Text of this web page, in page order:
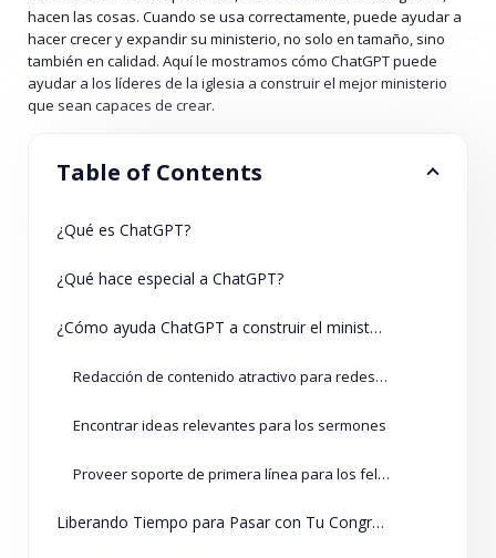
hacen las cosas. Cuando se usa correctamente, puede ayudar a
hacer crecer y expandir su ministerio, no solo en tamaño, sino
también en calidad. Aquí le mostramos cómo ChatGPT puede
ayudar a los líderes de la iglesia a construir el mejor ministerio
que sean capaces de crear.
Table of Contents
¿Qué es ChatGPT?
¿Qué hace especial a ChatGPT?
¿Cómo ayuda ChatGPT a construir el ministerio?
Redacción de contenido atractivo para redes sociales
Encontrar ideas relevantes para los sermones
Proveer soporte de primera línea para los feligreses necesitados
Liberando Tiempo para Pasar con Tu Congregación